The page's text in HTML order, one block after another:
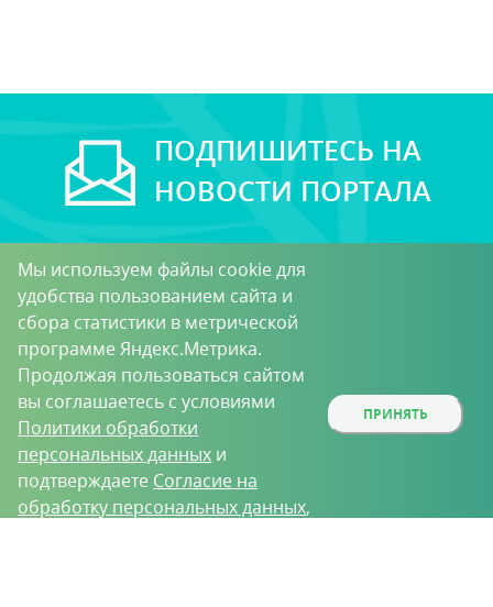
ПОДПИШИТЕСЬ НА
НОВОСТИ ПОРТАЛА
Подписаться
Принимаю условияПользовательского соглашения
в целях получения рассылки
Мы используем файлы cookie для
удобства пользованием сайта и
сбора статистики в метрической
программе Яндекс.Метрика.
Продолжая пользоваться сайтом
вы соглашаетесь с условиями
Политики обработки
персональных данных и
подтверждаете Согласие на
обработку персональных данных,
ПРИНЯТЬ